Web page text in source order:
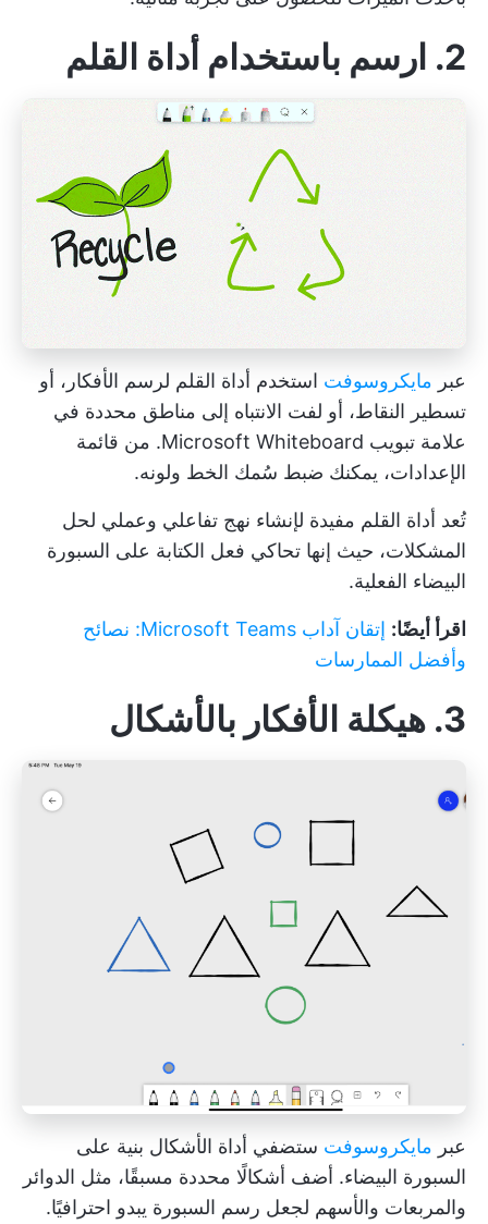
2. ارسم باستخدام أداة القلم
عبر مايكروسوفت استخدم أداة القلم لرسم الأفكار، أو
تسطير النقاط، أو لفت الانتباه إلى مناطق محددة في
علامة تبويب Microsoft Whiteboard. من قائمة
الإعدادات، يمكنك ضبط سُمك الخط ولونه.
تُعد أداة القلم مفيدة لإنشاء نهج تفاعلي وعملي لحل
المشكلات، حيث إنها تحاكي فعل الكتابة على السبورة
البيضاء الفعلية.
اقرأ أيضًا:
إتقان آداب Microsoft Teams: نصائح
وأفضل الممارسات
3. هيكلة الأفكار بالأشكال
عبر مايكروسوفت ستضفي أداة الأشكال بنية على
السبورة البيضاء. أضف أشكالًا محددة مسبقًا، مثل الدوائر
والمربعات والأسهم لجعل رسم السبورة يبدو احترافيًا.